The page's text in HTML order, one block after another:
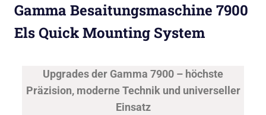
Gamma Besaitungsmaschine 7900
Els Quick Mounting System
Upgrades der Gamma 7900 – höchste
Präzision, moderne Technik und universeller
Einsatz